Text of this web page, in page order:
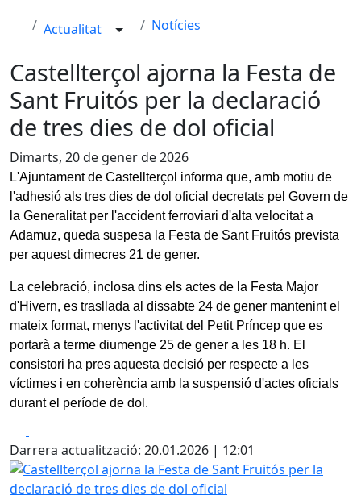
Actualitat Notícies
Castellterçol ajorna la Festa de
Sant Fruitós per la declaració
de tres dies de dol oficial
Dimarts, 20 de gener de 2026
L'Ajuntament de Castellterçol informa que, amb motiu de
l'adhesió als tres dies de dol oficial decretats pel Govern de
la Generalitat per l'accident ferroviari d'alta velocitat a
Adamuz, queda suspesa la Festa de Sant Fruitós prevista
per aquest dimecres 21 de gener.
La celebració, inclosa dins els actes de la Festa Major
d'Hivern, es trasllada al dissabte 24 de gener mantenint el
mateix format, menys l'activitat del Petit Príncep que es
portarà a terme diumenge 25 de gener a les 18 h. El
consistori ha pres aquesta decisió per respecte a les
víctimes i en coherència amb la suspensió d'actes oficials
durant el període de dol.
Darrera actualització: 20.01.2026 | 12:01
Castellterçol ajorna la Festa de Sant Fruitós per la